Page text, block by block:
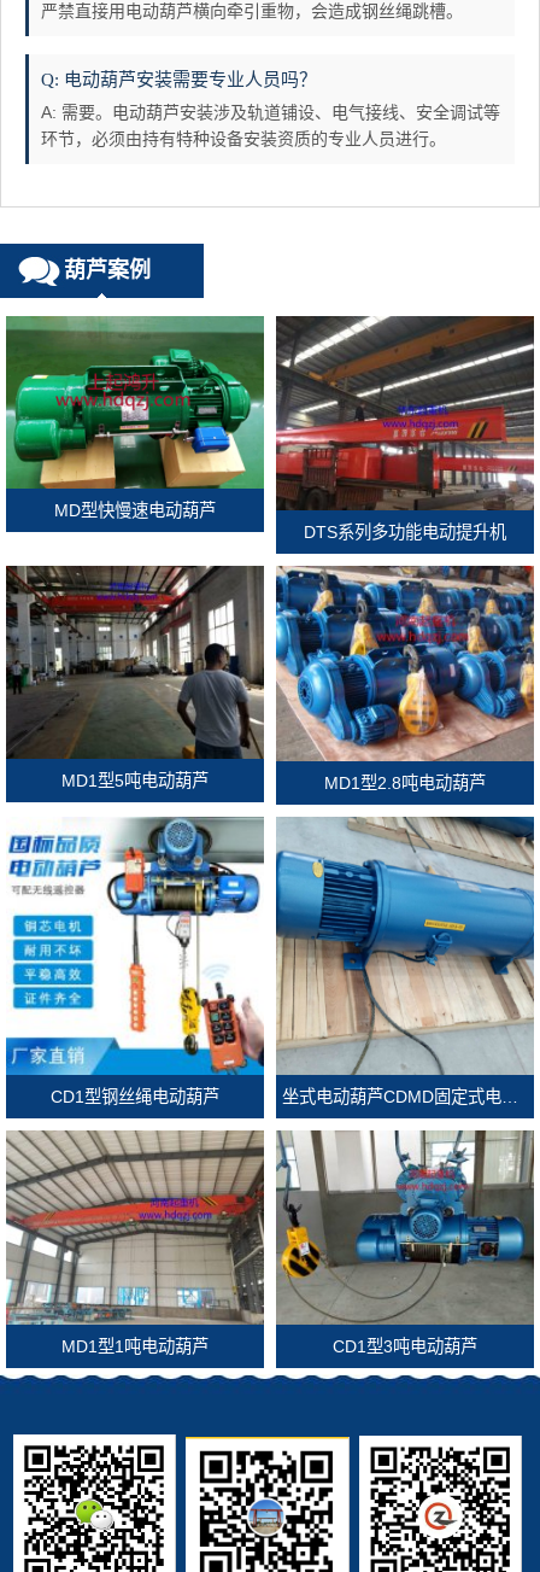
严禁直接用电动葫芦横向牵引重物，会造成钢丝绳跳槽。
Q: 电动葫芦安装需要专业人员吗？
A: 需要。电动葫芦安装涉及轨道铺设、电气接线、安全调试等
环节，必须由持有特种设备安装资质的专业人员进行。
葫芦案例
MD型快慢速电动葫芦
DTS系列多功能电动提升机
MD1型5吨电动葫芦 MD1型2.8吨电动葫芦
CD1型钢丝绳电动葫芦 坐式电动葫芦CDMD固定式电动葫芦
MD1型1吨电动葫芦 CD1型3吨电动葫芦